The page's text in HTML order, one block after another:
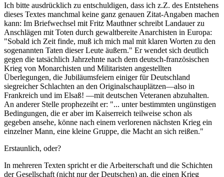
Ich bitte ausdrücklich zu entschuldigen, dass ich z.Z. des Entstehens
dieses Textes manchmal keine ganz genauen Zitat-Angaben machen
kann: Im Briefwechsel mit Fritz Mauthner schreibt Landauer zu
Anschlägen mit Toten durch gewaltbereite Anarchisten in Europa:
"Sobald ich Zeit finde, muß ich mich mal mit klaren Worten zu den
sogenannten Taten dieser Leute äußern." Er wendet sich deutlich
gegen die tatsächlich Jahrzehnte nach dem deutsch-französischen
Krieg von Monarchisten und Militaristen angestellten
Überlegungen, die Jubiläumsfeiern einiger für Deutschland
siegreicher Schlachten an den Originalschauplätzen—also in
Frankreich und im Elsaß! —mit deutschen Veteranen abzuhalten.
An anderer Stelle prophezeiht er: "... unter bestimmten ungünstigen
Bedingungen, die er aber im Kaiserreich teilweise schon als
gegeben ansehe, könne nach einem verlorenen nächsten Krieg ein
einzelner Mann, eine kleine Gruppe, die Macht an sich reißen."
Erstaunlich, oder?
In mehreren Texten spricht er die Arbeiterschaft und die Schichten
der Gesellschaft (nicht nur der Deutschen) an, die einen Krieg